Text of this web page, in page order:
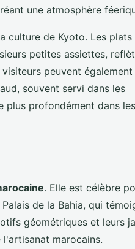
une atmosphère
culture de Kyoto. Les plats
petites assiettes,
peuvent également
souvent servi dans les
plus profondément dans les
. Elle est célèbre
de la Bahia, qui
géométriques et leurs
marocains.